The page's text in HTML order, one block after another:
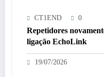
CT1END 0
Repetidores
ligação EchoLink
19/07/2026